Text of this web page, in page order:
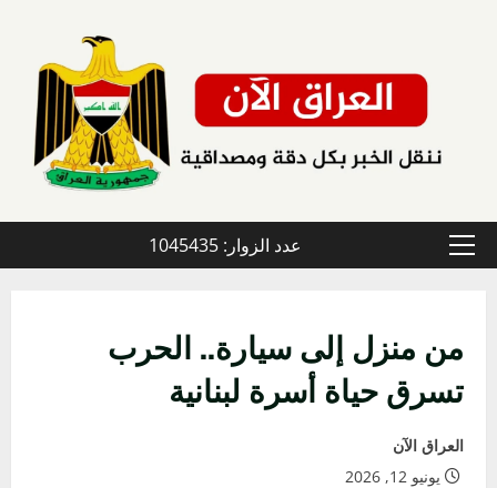
القائمة
عدد الزوار: 1045435
من منزل إلى سيارة.. الحرب
تسرق حياة أسرة لبنانية
العراق الآن
يونيو 12, 2026